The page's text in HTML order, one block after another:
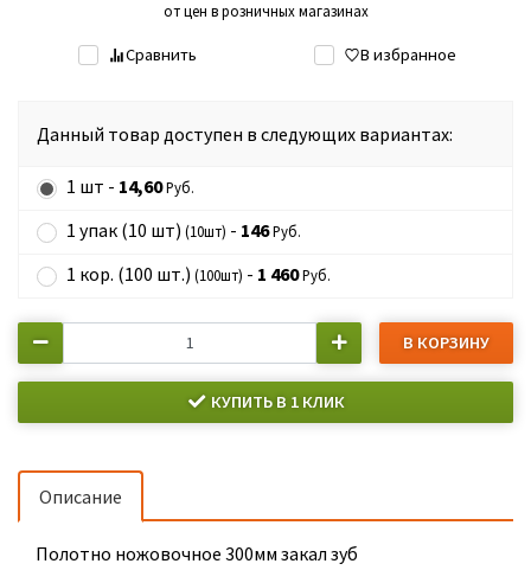
от цен в розничных магазинах
Сравнить В избранное
Данный товар доступен в следующих вариантах:
1 шт - 14,60Руб.
1 упак (10 шт) (10шт) - 146Руб.
1 кор. (100 шт.) (100шт) - 1 460Руб.
В КОРЗИНУ
КУПИТЬ В 1 КЛИК
Описание
Полотно ножовочное 300мм закал зуб